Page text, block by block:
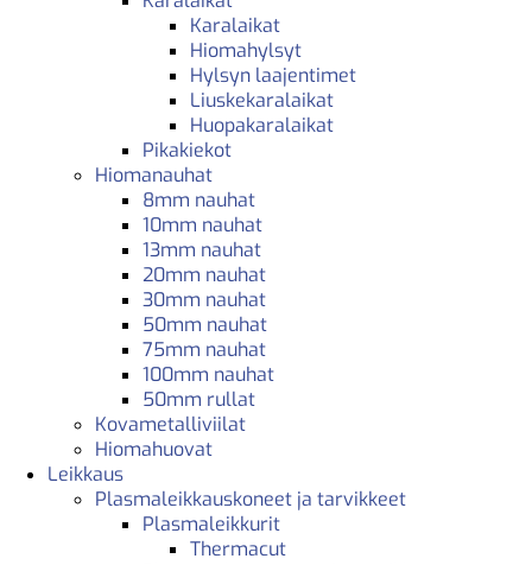
Karalaikat
Hiomahylsyt
Hylsyn laajentimet
Liuskekaralaikat
Huopakaralaikat
Pikakiekot
Hiomanauhat
8mm nauhat
10mm nauhat
13mm nauhat
20mm nauhat
30mm nauhat
50mm nauhat
75mm nauhat
100mm nauhat
50mm rullat
Kovametalliviilat
Hiomahuovat
Leikkaus
Plasmaleikkauskoneet ja tarvikkeet
Plasmaleikkurit
Thermacut